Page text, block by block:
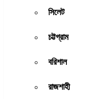
সিলেট
চট্টগ্রাম
বরিশাল
রাজশাহী